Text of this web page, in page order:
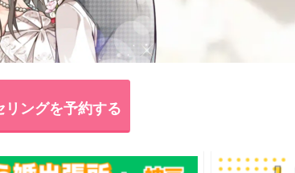
ングを予約する